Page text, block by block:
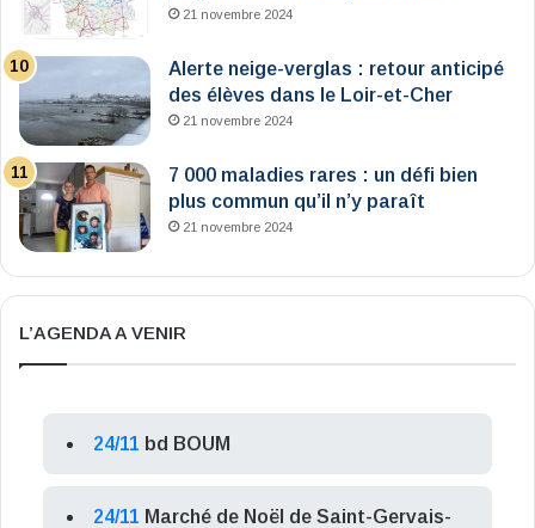
21 novembre 2024
Alerte neige-verglas : retour anticipé
des élèves dans le Loir-et-Cher
21 novembre 2024
7 000 maladies rares : un défi bien
plus commun qu’il n’y paraît
21 novembre 2024
L’AGENDA A VENIR
24/11 bd BOUM
24/11 Marché de Noël de Saint-Gervais-